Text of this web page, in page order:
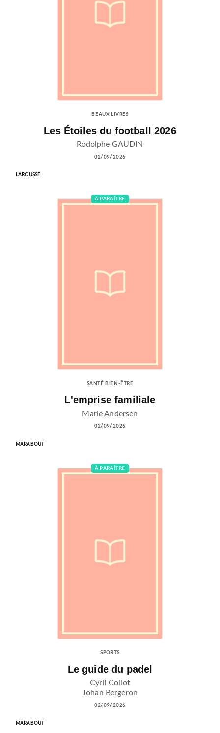
BEAUX LIVRES
Les Étoiles du football 2026
Rodolphe GAUDIN
02/09/2026
LAROUSSE
À PARAÎTRE
SANTÉ BIEN-ÊTRE
L'emprise familiale
Marie Andersen
02/09/2026
MARABOUT
À PARAÎTRE
SPORTS
Le guide du padel
Cyril Collot
Johan Bergeron
02/09/2026
MARABOUT